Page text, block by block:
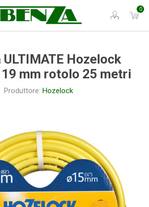
0
ULTIMATE Hozelock
mm rotolo 25 metri
Produttore: Hozelock